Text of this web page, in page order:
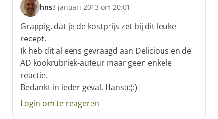
hns
s
c
h
r
e
e
f
:
3 januari 2013 om 20:01
Grappig, dat je de kostprijs zet bij dit leuke
recept.
Ik heb dit al eens gevraagd aan Delicious en de
AD kookrubriek-auteur maar geen enkele
reactie.
Bedankt in ieder geval. Hans:):):)
Login om te reageren